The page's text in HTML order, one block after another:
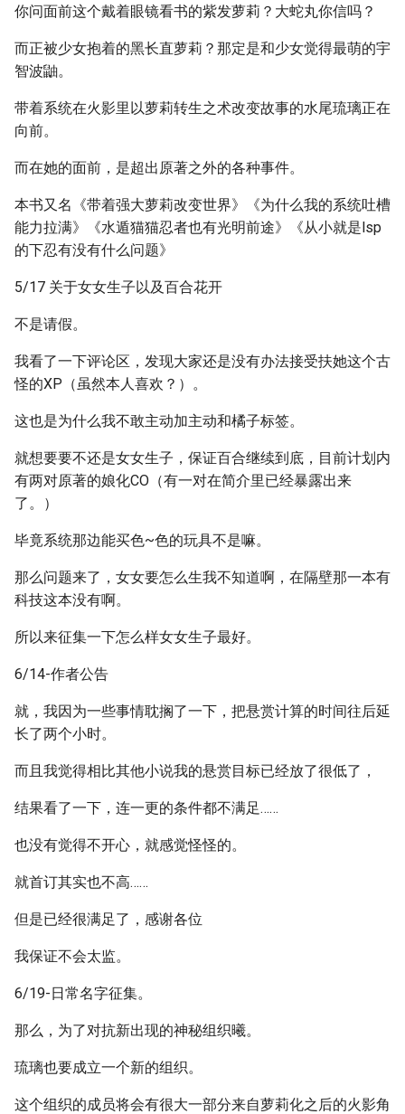
你问面前这个戴着眼镜看书的紫发萝莉？大蛇丸你信吗？
而正被少女抱着的黑长直萝莉？那定是和少女觉得最萌的宇
智波鼬。
带着系统在火影里以萝莉转生之术改变故事的水尾琉璃正在
向前。
而在她的面前，是超出原著之外的各种事件。
本书又名《带着强大萝莉改变世界》《为什么我的系统吐槽
能力拉满》《水遁猫猫忍者也有光明前途》《从小就是lsp
的下忍有没有什么问题》
5/17 关于女女生子以及百合花开
不是请假。
我看了一下评论区，发现大家还是没有办法接受扶她这个古
怪的XP（虽然本人喜欢？）。
这也是为什么我不敢主动加主动和橘子标签。
就想要要不还是女女生子，保证百合继续到底，目前计划内
有两对原著的娘化CO（有一对在简介里已经暴露出来
了。）
毕竟系统那边能买色~色的玩具不是嘛。
那么问题来了，女女要怎么生我不知道啊，在隔壁那一本有
科技这本没有啊。
所以来征集一下怎么样女女生子最好。
6/14-作者公告
就，我因为一些事情耽搁了一下，把悬赏计算的时间往后延
长了两个小时。
而且我觉得相比其他小说我的悬赏目标已经放了很低了，
结果看了一下，连一更的条件都不满足……
也没有觉得不开心，就感觉怪怪的。
就首订其实也不高……
但是已经很满足了，感谢各位
我保证不会太监。
6/19-日常名字征集。
那么，为了对抗新出现的神秘组织曦。
琉璃也要成立一个新的组织。
这个组织的成员将会有很大一部分来自萝莉化之后的火影角